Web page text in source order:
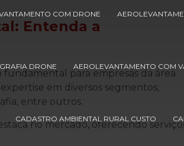
COM DRONE
DRONE AEROLEVANTAMENTO COM
CADASTRO AMBIENTAL RURAL CUSTO
: Entenda a
fundamental para empresas da área
em diversos segmentos,
entre outros.
no mercado, oferecendo